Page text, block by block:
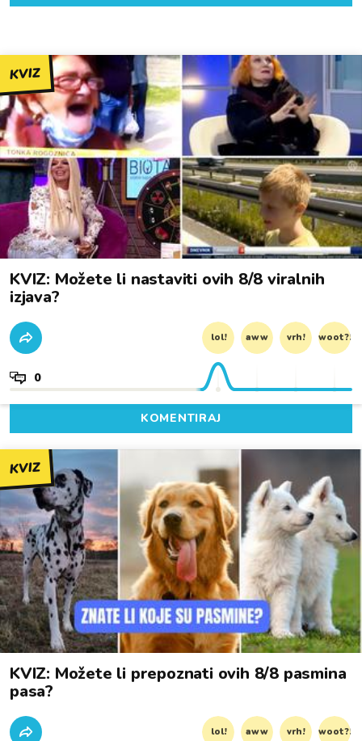
KVIZ
KVIZ: Možete li nastaviti ovih 8/8 viralnih
izjava?
lol! aww vrh! woot?!
0
KOMENTIRAJ
KVIZ
KVIZ: Možete li prepoznati ovih 8/8 pasmina
pasa?
lol! aww vrh! woot?!